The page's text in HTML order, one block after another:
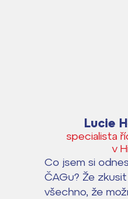
Co jsem si
ČAGu? Že
všechno, že
Lucie
specialista
v